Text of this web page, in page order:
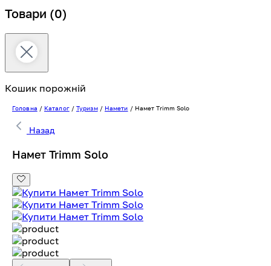
Товари (0)
Кошик порожній
Головна / Каталог/Туризм/ Намети / Намет Trimm Solo
Назад
Намет Trimm Solo